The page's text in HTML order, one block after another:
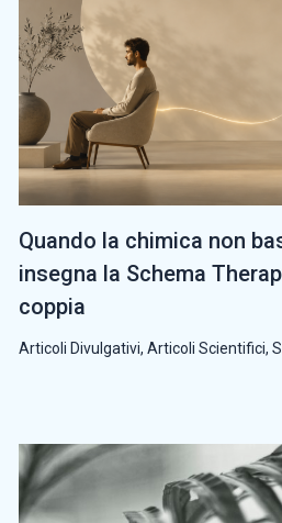
Quando la chimica non
insegna la Schema
coppia
Articoli Divulgativi, Articoli Scientifici,